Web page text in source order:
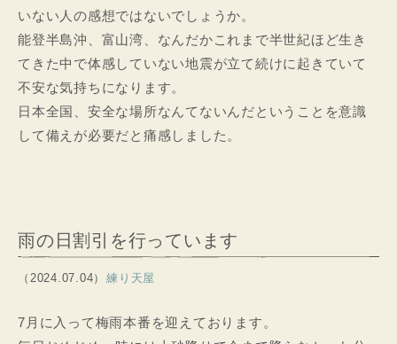
いない人の感想ではないでしょうか。
能登半島沖、富山湾、なんだかこれまで半世紀ほど生き
てきた中で体感していない地震が立て続けに起きていて
不安な気持ちになります。
日本全国、安全な場所なんてないんだということを意識
して備えが必要だと痛感しました。
雨の日割引を行っています
（2024.07.04） 練り天屋
7月に入って梅雨本番を迎えております。